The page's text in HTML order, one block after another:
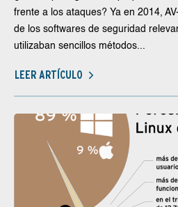
frente a los ataques? Ya en 2014,
de los softwares de seguridad
utilizaban sencillos métodos...
LEER ARTÍCULO